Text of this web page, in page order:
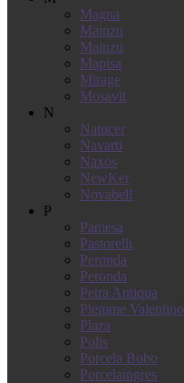
Magna
Mainzu
Mainzu
Mapisa
Mirage
Mosavit
N
Natucer
Navarti
Naxos
NewKer
Novabell
P
Pamesa
Pastorelli
Peronda
Peronda
Petra Antiqua
Piemme Valentino
Plaza
Polis
Porcela Bobo
Porcelaingres